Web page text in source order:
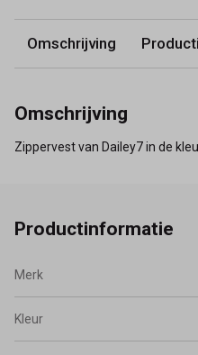
Omschrijving
Omschrijving
Zippervest van Dailey7 in de
Productinformatie
Merk
Kleur